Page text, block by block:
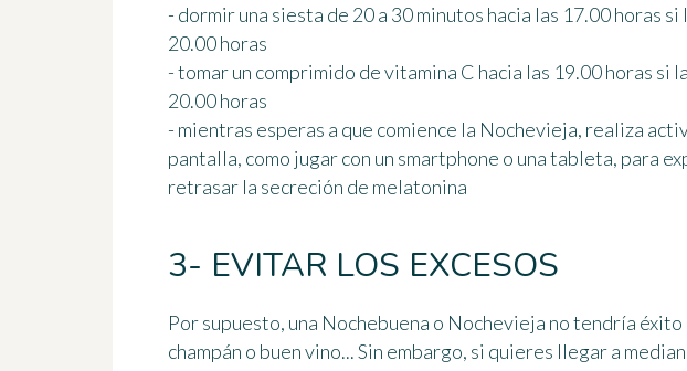
- dormir una siesta de 20 a 30 minutos hacia las 17.00 horas si
20.00 horas
- tomar un comprimido de vitamina C hacia las 19.00 horas si
20.00 horas
- mientras esperas a que comience la Nochevieja, realiza
pantalla, como jugar con un smartphone o una tableta, para
retrasar la secreción de melatonina
3- EVITAR LOS EXCESOS
Por supuesto, una Nochebuena o Nochevieja no tendría éxito
champán o buen vino... Sin embargo, si quieres llegar a